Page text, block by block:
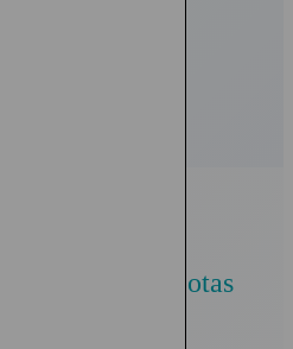
Planes para Mascotas